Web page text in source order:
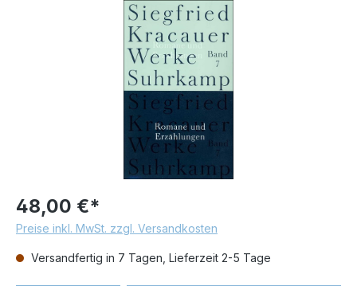
Bildergalerie überspringen
48,00 €*
Preise inkl. MwSt. zzgl. Versandkosten
Versandfertig in 7 Tagen, Lieferzeit 2-5 Tage